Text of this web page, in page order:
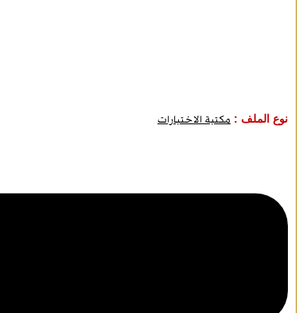
نوع الملف : مكتبة الاختبارات